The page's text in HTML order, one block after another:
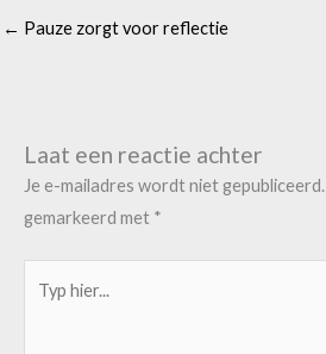
← Pauze zorgt voor reflectie
Laat een reactie achter
Je e-mailadres wordt niet gepubliceerd.
gemarkeerd met *
hier...